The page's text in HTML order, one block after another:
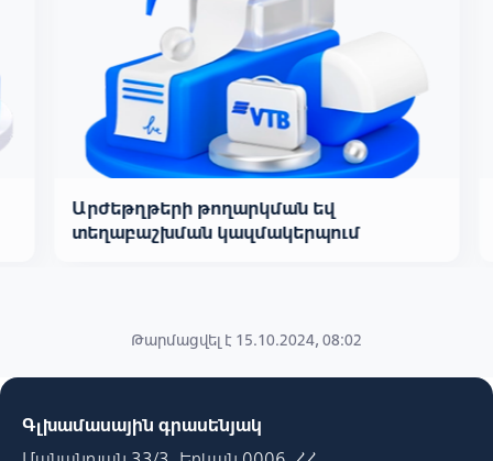
Արժեթղթերի թողարկման եվ
տեղաբաշխման կազմակերպում
Թարմացվել է 15.10.2024, 08:02
Գլխամասային գրասենյակ